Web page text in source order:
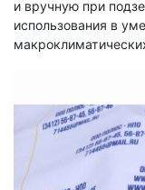
и вручную при
использования в